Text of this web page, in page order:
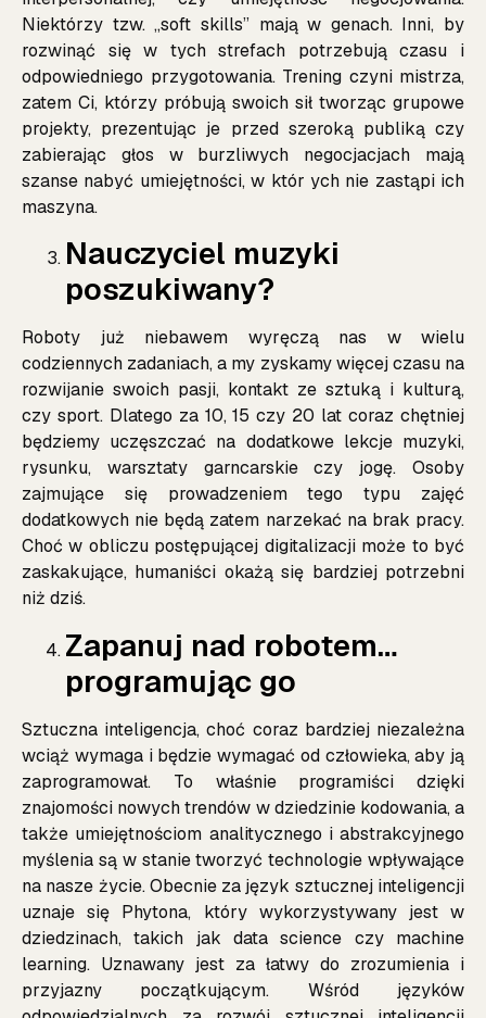
Niektórzy tzw. ,,soft skills” mają w genach. Inni, by
rozwinąć się w tych strefach potrzebują czasu i
odpowiedniego przygotowania. Trening czyni mistrza,
zatem Ci, którzy próbują swoich sił tworząc grupowe
projekty, prezentując je przed szeroką publiką czy
zabierając głos w burzliwych negocjacjach mają
szanse nabyć umiejętności, w któr ych nie zastąpi ich
maszyna.
Nauczyciel muzyki
poszukiwany?
Roboty już niebawem wyręczą nas w wielu
codziennych zadaniach, a my zyskamy więcej czasu na
rozwijanie swoich pasji, kontakt ze sztuką i kulturą,
czy sport. Dlatego za 10, 15 czy 20 lat coraz chętniej
będziemy uczęszczać na dodatkowe lekcje muzyki,
rysunku, warsztaty garncarskie czy jogę. Osoby
zajmujące się prowadzeniem tego typu zajęć
dodatkowych nie będą zatem narzekać na brak pracy.
Choć w obliczu postępującej digitalizacji może to być
zaskakujące, humaniści okażą się bardziej potrzebni
niż dziś.
Zapanuj nad robotem…
programując go
Sztuczna inteligencja, choć coraz bardziej niezależna
wciąż wymaga i będzie wymagać od człowieka, aby ją
zaprogramował. To właśnie programiści dzięki
znajomości nowych trendów w dziedzinie kodowania, a
także umiejętnościom analitycznego i abstrakcyjnego
myślenia są w stanie tworzyć technologie wpływające
na nasze życie. Obecnie za język sztucznej inteligencji
uznaje się Phytona, który wykorzystywany jest w
dziedzinach, takich jak data science czy machine
learning. Uznawany jest za łatwy do zrozumienia i
przyjazny początkującym. Wśród języków